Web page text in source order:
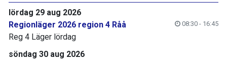
lördag 29 aug 2026
Regionläger 2026 region 4 Råå
08:30 - 16:45
Reg 4 Läger lördag
söndag 30 aug 2026